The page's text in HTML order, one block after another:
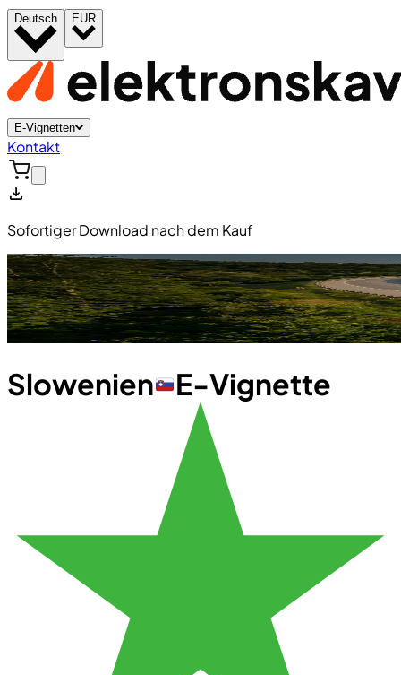
Deutsch EUR
E-Vignetten
Kontakt
Sofortiger Download nach dem Kauf
Slowenien E-Vignette